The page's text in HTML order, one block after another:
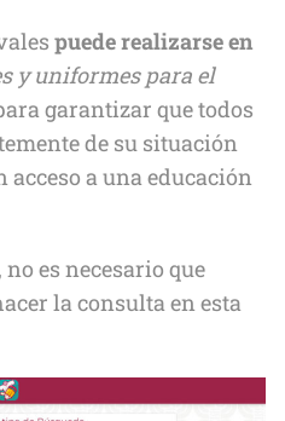
puede realizarse en
y uniformes para el
garantizar que todos
de su situación
acceso a una educación
es necesario que
la consulta en esta